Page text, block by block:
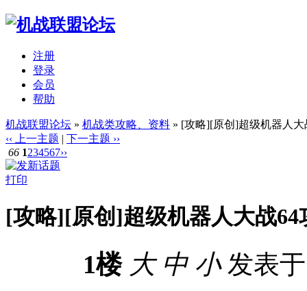
注册
登录
会员
帮助
机战联盟论坛 » 机战类攻略、资料 » [攻略][原创]超级机器人
‹‹ 上一主题 | 下一主题 ››
66 1234567››
打印
[攻略][原创]超级机器人大战
1楼 大 中 小发表